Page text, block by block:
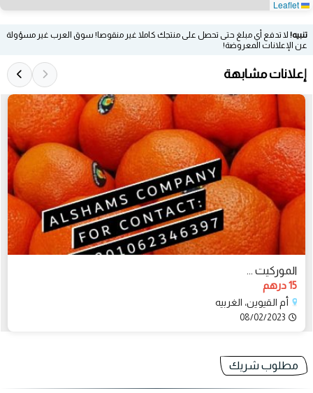
تنبيه! لا تدفع أي مبلغ حتى تحصل على منتجك كاملا غير منقوصا! سوق العرب غير مسؤولة
عن الإعلانات المعروضة!
إعلانات مشابهة
الموركيت ...
15 درهم
أم القيوين، الغربيه
08/02/2023
مطلوب شريك